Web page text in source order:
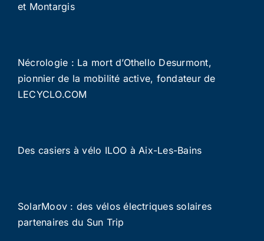
et Montargis
Nécrologie : La mort d’Othello Desurmont,
pionnier de la mobilité active, fondateur de
LECYCLO.COM
Des casiers à vélo ILOO à Aix-Les-Bains
SolarMoov : des vélos électriques solaires
partenaires du Sun Trip